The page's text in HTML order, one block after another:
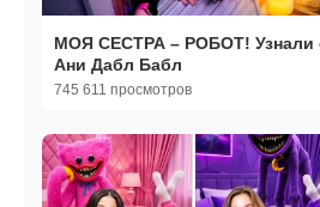
МОЯ СЕСТРА – РОБОТ! Узнали
Ани Дабл Бабл
745 611 просмотров